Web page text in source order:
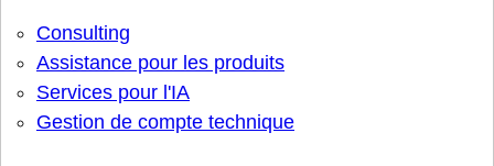
Consulting
Assistance pour les produits
Services pour l'IA
Gestion de compte technique